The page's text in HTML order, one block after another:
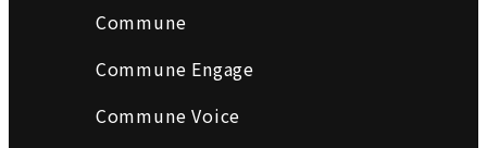
Commune
Commune Engage
Commune Voice